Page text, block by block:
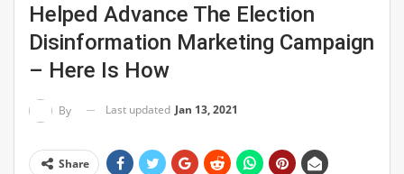
Helped Advance The Election
Disinformation Marketing Campaign
– Here Is How
By Last updated Jan 13, 2021
Share